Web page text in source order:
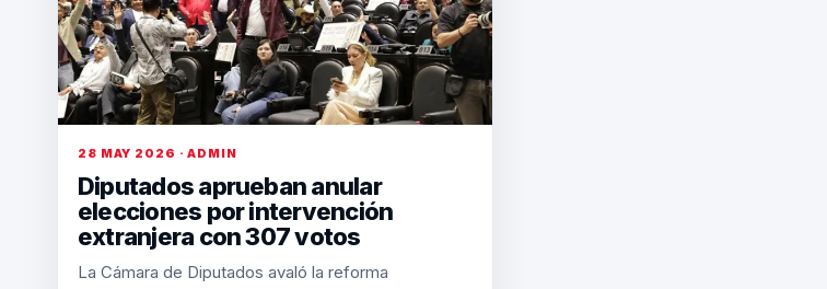
28 MAY 2026 · ADMIN
Diputados aprueban anular
elecciones por intervención
extranjera con 307 votos
La Cámara de Diputados avaló la reforma